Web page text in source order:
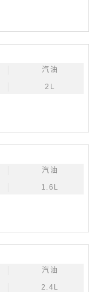
汽油
2L
汽油
1.6L
汽油
2.4L